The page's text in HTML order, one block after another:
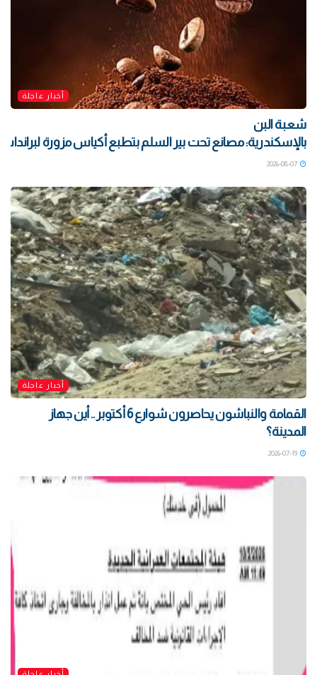
أخبار عاجلة
شعبة البن
بالإسكندرية: مصانع تحت بير السلم بتطبع أكياس مزورة لبراندات
أخبار عاجلة
القمامة والنباشون يحاصرون شوارع 6 أكتوبر .. أين جهاز
المدينة؟